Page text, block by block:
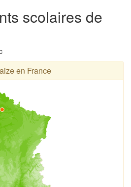
scolaires de
en France